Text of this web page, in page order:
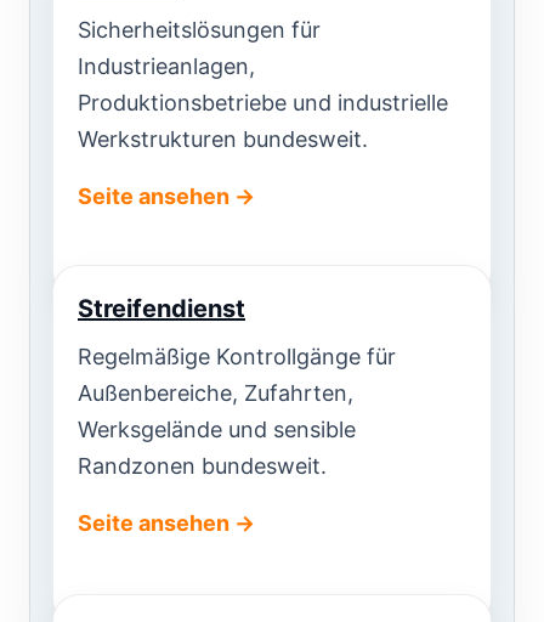
Sicherheitslösungen für
Industrieanlagen,
Produktionsbetriebe und industrielle
Werkstrukturen bundesweit.
Seite ansehen →
Streifendienst
Regelmäßige Kontrollgänge für
Außenbereiche, Zufahrten,
Werksgelände und sensible
Randzonen bundesweit.
Seite ansehen →